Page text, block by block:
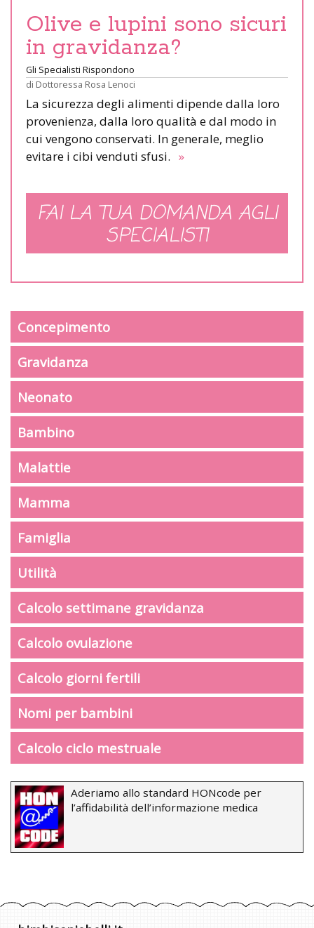
Olive e lupini sono sicuri
in gravidanza?
Gli Specialisti Rispondono
di Dottoressa Rosa Lenoci
La sicurezza degli alimenti dipende dalla loro
provenienza, dalla loro qualità e dal modo in
cui vengono conservati. In generale, meglio
evitare i cibi venduti sfusi. »
FAI LA TUA DOMANDA AGLI
SPECIALISTI
Concepimento
Gravidanza
Neonato
Bambino
Malattie
Mamma
Famiglia
Utilità
Calcolo settimane gravidanza
Calcolo ovulazione
Calcolo giorni fertili
Nomi per bambini
Calcolo ciclo mestruale
Aderiamo allo standard HONcode per
l’affidabilità dell’informazione medica